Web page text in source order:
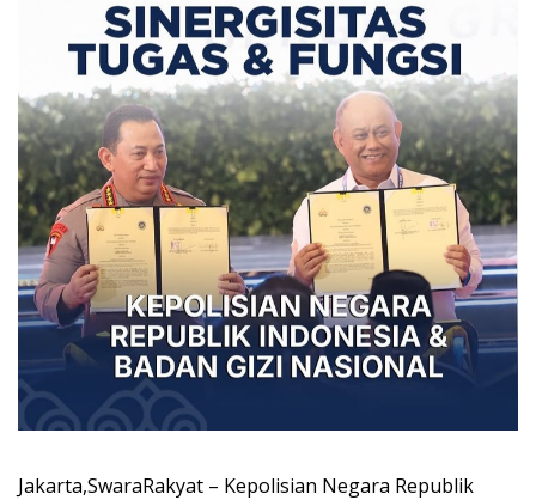
Jakarta,SwaraRakyat – Kepolisian Negara Republik